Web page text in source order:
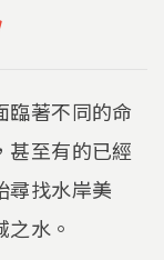
臨著不同的命
甚至有的已經
尋找水岸美
水。